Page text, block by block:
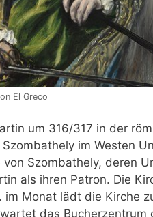
El Greco
um 316/317 in der
im Westen
Szombathely, deren
als ihren Patron. Die
im Monat lädt die Kirche
das Bucherzentrum